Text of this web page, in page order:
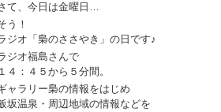
て、今日は金曜日…
う！
ジオ「梟のささやき」の日です♪
ジオ福島さんで
１４：４５から５分間。
ャラリー梟の情報をはじめ
坂温泉・周辺地域の情報などを